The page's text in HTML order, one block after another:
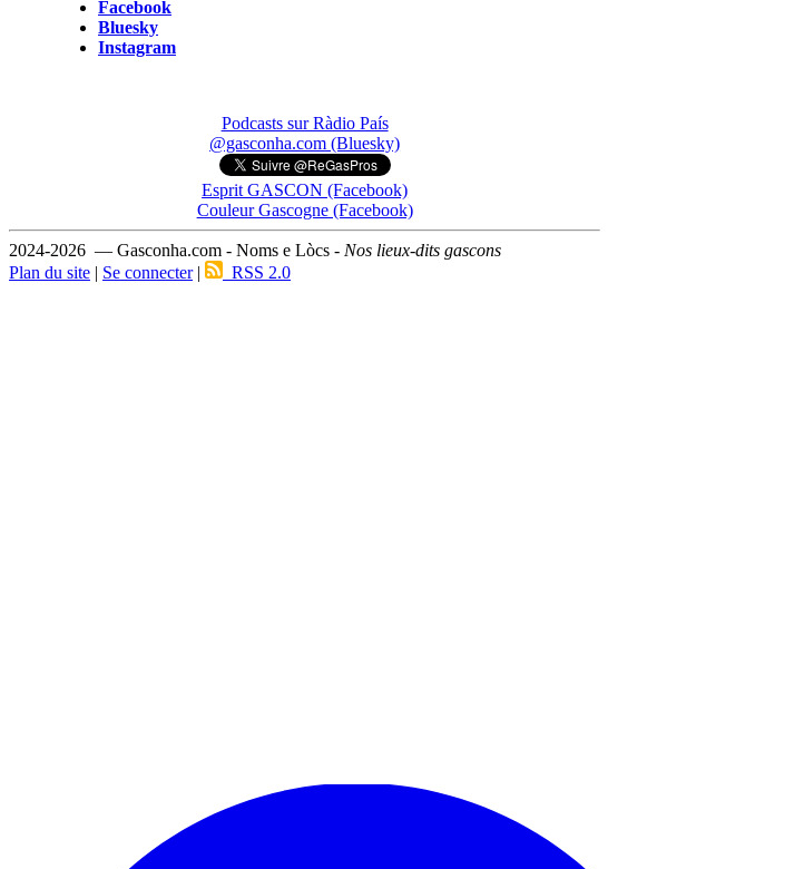
Facebook
Bluesky
Instagram
Podcasts sur Ràdio País
@gasconha.com (Bluesky)
Esprit GASCON (Facebook)
Couleur Gascogne (Facebook)
2024-2026 — Gasconha.com - Noms e Lòcs - Nos lieux-dits gascons
Plan du site | Se connecter| RSS 2.0